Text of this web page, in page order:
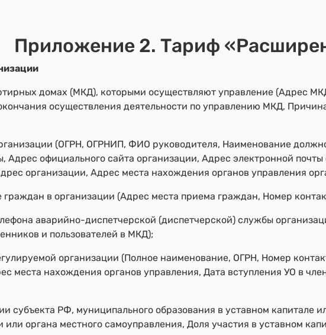
Приложение 2. Тариф
домах (МКД), которыми осуществляют управление (Адрес
осуществления деятельности по управлению МКД,
(ОГРН, ОГРНИП, ФИО руководителя, Наименование
Адрес официального сайта организации, Адрес электронной
организации, Адрес места нахождения органов управления
в организации (Адрес места приема граждан, Номер
аварийно-диспетчерской (диспетчерской) службы
и пользователей в МКД);
организации (Полное наименование, ОГРН, Номер
места нахождения органов управления, Дата вступления УО в
субъекта РФ, муниципального образования в уставном капитале
или органа местного самоуправления, Доля участия в уставном